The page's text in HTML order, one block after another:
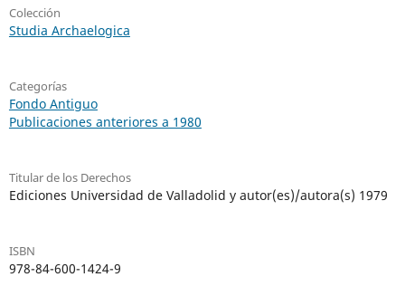
Colección
Studia Archaelogica
Categorías
Fondo Antiguo
Publicaciones anteriores a 1980
Titular de los Derechos
Ediciones Universidad de Valladolid y autor(es)/autora(s) 1979
ISBN
978-84-600-1424-9